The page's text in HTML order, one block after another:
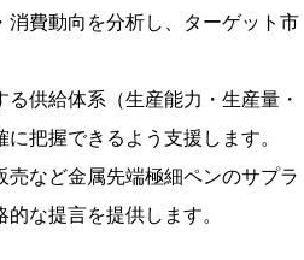
消費動向を分析し、ターゲット市
供給体系（生産能力・生産量・
把握できるよう支援します。
売など金属先端極細ペンのサプラ
な提言を提供します。